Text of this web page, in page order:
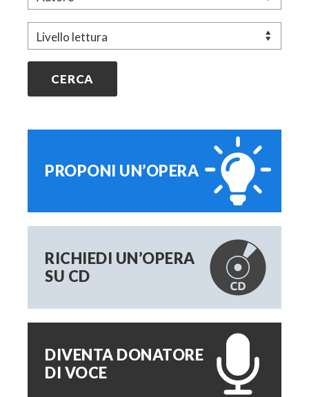
a
t
i
PROPONI UN’OPERA
RICHIEDI UN’OPERA
SU CD
DIVENTA DONATORE
DI VOCE